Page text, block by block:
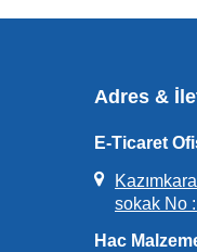
Adres &
E-Ticaret
sokak No :
Hac